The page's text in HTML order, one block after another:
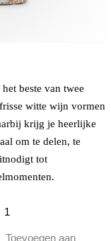
beste van twee
witte wijn vormen
krijg je heerlijke
om te delen, te
tot
Toevoegen aan